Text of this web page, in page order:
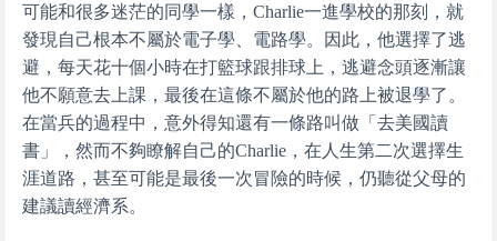
可能和很多迷茫的同學一樣，Charlie一進學校的那刻，就
發現自己根本不屬於電子學、電路學。因此，他選擇了逃
避，每天花十個小時在打籃球跟排球上，逃避念頭逐漸讓
他不願意去上課，最後在這條不屬於他的路上被退學了。
在當兵的過程中，意外得知還有一條路叫做「去美國讀
書」，然而不夠瞭解自己的Charlie，在人生第二次選擇生
涯道路，甚至可能是最後一次冒險的時候，仍聽從父母的
建議讀經濟系。